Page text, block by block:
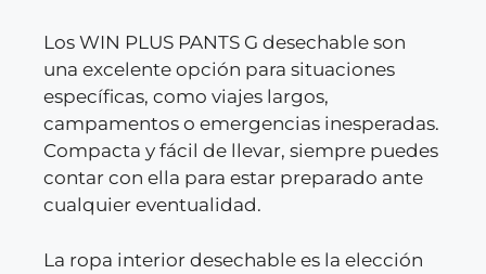
Los WIN PLUS PANTS G desechable son
una excelente opción para situaciones
específicas, como viajes largos,
campamentos o emergencias inesperadas.
Compacta y fácil de llevar, siempre puedes
contar con ella para estar preparado ante
cualquier eventualidad.
La ropa interior desechable es la elección